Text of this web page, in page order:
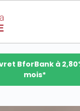
se connecter
BforBank à
mois*